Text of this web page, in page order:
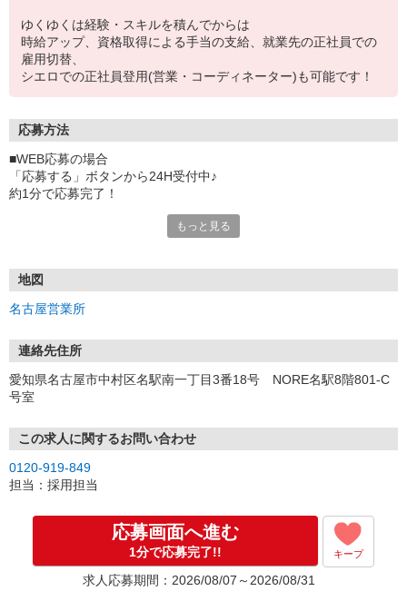
ゆくゆくは経験・スキルを積んでからは
時給アップ、資格取得による手当の支給、就業先の正社員での
雇用切替、
シエロでの正社員登用(営業・コーディネーター)も可能です！
応募方法
■WEB応募の場合
「応募する」ボタンから24H受付中♪
約1分で応募完了！
①応募から3営業日を目安に、メールorお電話でご連絡します。
★スマホでWEB面接（LINEなど）・出張面接・事務所面接と選べま
す
③面接実施（履歴書不要）
④勤務開始（スタート日は応相談）
お気軽にご応募ください♪
もっと見る
地図
名古屋営業所
連絡先住所
愛知県名古屋市中村区名駅南一丁目3番18号 NORE名駅8階801-C
号室
この求人に関するお問い合わせ
0120-919-849
担当：採用担当
応募画面へ進む
1分で応募完了!! キープ
求人応募期間：2026/08/07～2026/08/31